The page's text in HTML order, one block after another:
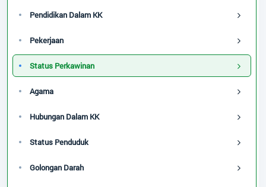
Pendidikan Dalam KK
Pekerjaan
Status Perkawinan
Agama
Hubungan Dalam KK
Status Penduduk
Golongan Darah